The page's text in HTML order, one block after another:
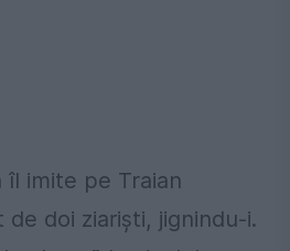
îl imite pe Traian
de doi ziarişti, jignindu-i.